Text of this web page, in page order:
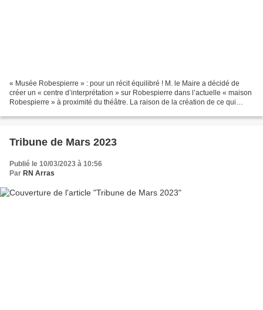
« Musée Robespierre » : pour un récit équilibré ! M. le Maire a décidé de
créer un « centre d’interprétation » sur Robespierre dans l’actuelle « maison
Robespierre » à proximité du théâtre. La raison de la création de ce qui
Tribune de Mars 2023
Publié le 10/03/2023 à 10:56
Par RN Arras